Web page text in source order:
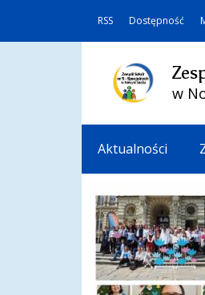
RSS Dostępność
w
Aktualności